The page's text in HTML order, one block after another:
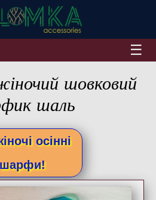
шовковий
шаль
осінні
шарфи!